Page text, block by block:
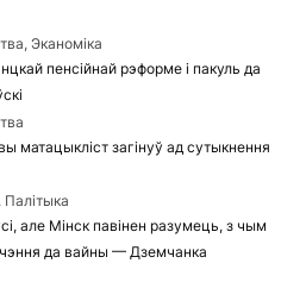
Эканоміка
пенсійнай рэформе і пакуль да
матацыкліст загінуў ад сутыкнення
Палітыка
але Мінск павінен разумець, з чым
да вайны — Дземчанка